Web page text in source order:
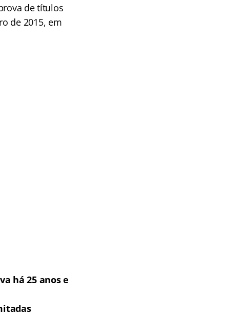
de títulos
de 2015, em
há 25 anos e